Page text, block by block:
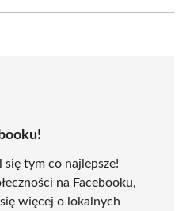
tym co najlepsze!
na Facebooku,
więcej o lokalnych